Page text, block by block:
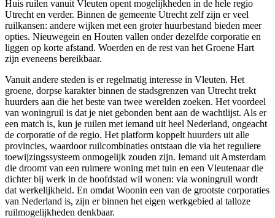
Huis ruilen vanuit Vleuten opent mogelijkheden in de hele regio
Utrecht en verder. Binnen de gemeente Utrecht zelf zijn er veel
ruilkansen: andere wijken met een groter huurbestand bieden meer
opties. Nieuwegein en Houten vallen onder dezelfde corporatie en
liggen op korte afstand. Woerden en de rest van het Groene Hart
zijn eveneens bereikbaar.
Vanuit andere steden is er regelmatig interesse in Vleuten. Het
groene, dorpse karakter binnen de stadsgrenzen van Utrecht trekt
huurders aan die het beste van twee werelden zoeken. Het voordeel
van woningruil is dat je niet gebonden bent aan de wachtlijst. Als er
een match is, kun je ruilen met iemand uit heel Nederland, ongeacht
de corporatie of de regio. Het platform koppelt huurders uit alle
provincies, waardoor ruilcombinaties ontstaan die via het reguliere
toewijzingssysteem onmogelijk zouden zijn. Iemand uit Amsterdam
die droomt van een ruimere woning met tuin en een Vleutenaar die
dichter bij werk in de hoofdstad wil wonen: via woningruil wordt
dat werkelijkheid. En omdat Woonin een van de grootste corporaties
van Nederland is, zijn er binnen het eigen werkgebied al talloze
ruilmogelijkheden denkbaar.